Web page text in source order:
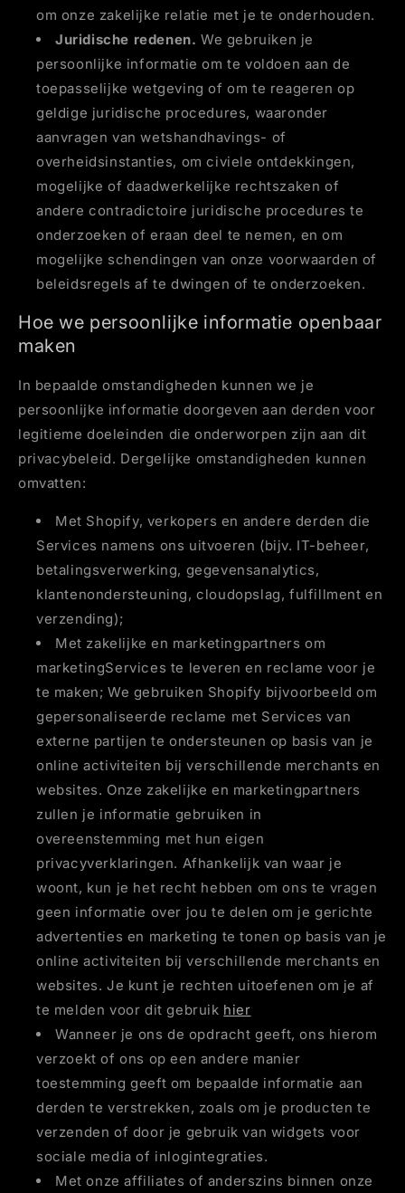
om onze zakelijke relatie met je te onderhouden.
Juridische redenen. We gebruiken je
persoonlijke informatie om te voldoen aan de
toepasselijke wetgeving of om te reageren op
geldige juridische procedures, waaronder
aanvragen van wetshandhavings- of
overheidsinstanties, om civiele ontdekkingen,
mogelijke of daadwerkelijke rechtszaken of
andere contradictoire juridische procedures te
onderzoeken of eraan deel te nemen, en om
mogelijke schendingen van onze voorwaarden of
beleidsregels af te dwingen of te onderzoeken.
Hoe we persoonlijke informatie openbaar
maken
In bepaalde omstandigheden kunnen we je
persoonlijke informatie doorgeven aan derden voor
legitieme doeleinden die onderworpen zijn aan dit
privacybeleid. Dergelijke omstandigheden kunnen
omvatten:
Met Shopify, verkopers en andere derden die
Services namens ons uitvoeren (bijv. IT-beheer,
betalingsverwerking, gegevensanalytics,
klantenondersteuning, cloudopslag, fulfillment en
verzending);
Met zakelijke en marketingpartners om
marketingServices te leveren en reclame voor je
te maken; We gebruiken Shopify bijvoorbeeld om
gepersonaliseerde reclame met Services van
externe partijen te ondersteunen op basis van je
online activiteiten bij verschillende merchants en
websites. Onze zakelijke en marketingpartners
zullen je informatie gebruiken in
overeenstemming met hun eigen
privacyverklaringen. Afhankelijk van waar je
woont, kun je het recht hebben om ons te vragen
geen informatie over jou te delen om je gerichte
advertenties en marketing te tonen op basis van je
online activiteiten bij verschillende merchants en
websites. Je kunt je rechten uitoefenen om je af
te melden voor dit gebruik hier
Wanneer je ons de opdracht geeft, ons hierom
verzoekt of ons op een andere manier
toestemming geeft om bepaalde informatie aan
derden te verstrekken, zoals om je producten te
verzenden of door je gebruik van widgets voor
sociale media of inlogintegraties.
Met onze affiliates of anderszins binnen onze